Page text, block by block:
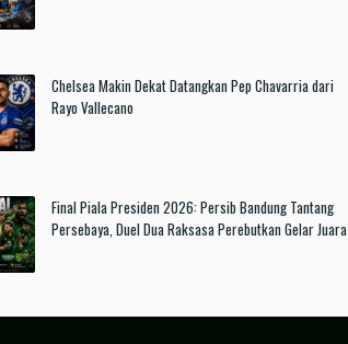
Chelsea Makin Dekat Datangkan Pep Chavarria dari
Rayo Vallecano
Final Piala Presiden 2026: Persib Bandung Tantang
Persebaya, Duel Dua Raksasa Perebutkan Gelar Juara